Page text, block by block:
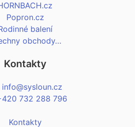
Popron.cz
balení
obchody…
Kontakty
info@sysloun.cz
732 288 796
Kontakty